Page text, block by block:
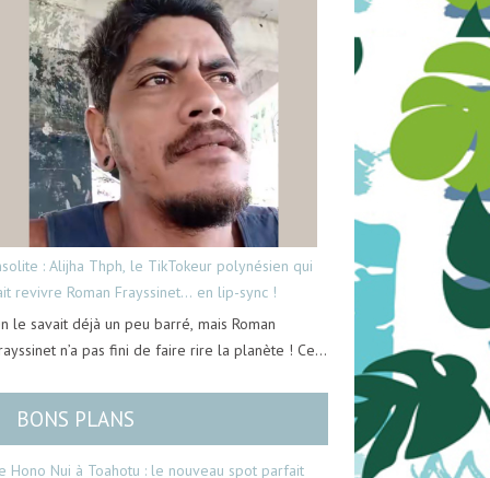
: Alijha Thph, le TikTokeur polynésien qui
revivre Roman Frayssinet… en lip-sync !
le savait déjà un peu barré, mais Roman
n’a pas fini de faire rire la planète ! Ce…
BONS PLANS
Hono Nui à Toahotu : le nouveau spot parfait